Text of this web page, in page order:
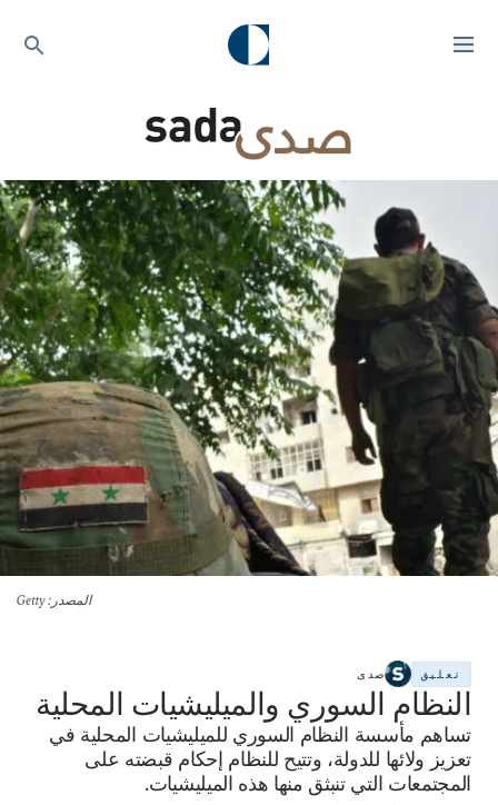
المصدر : Getty
تعليق صدى
النظام السوري والميليشيات المحلية
تساهم مأسسة النظام السوري للميليشيات المحلية في
تعزيز ولائها للدولة، وتتيح للنظام إحكام قبضته على
المجتمعات التي تنبثق منها هذه الميليشيات.